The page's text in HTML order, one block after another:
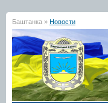
Баштанка » Новости